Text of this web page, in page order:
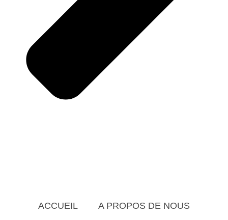
ACCUEIL A PROPOS DE NOUS